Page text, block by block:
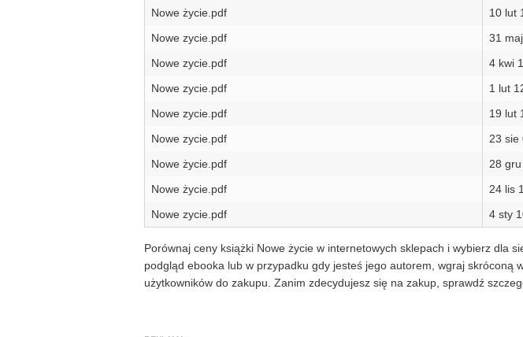
Nowe życie.pdf
10 lut
Nowe zycie.pdf
31
Nowe zycie.pdf
4 kwi
Nowe zycie.pdf
1 lut
Nowe zycie.pdf
19 lut
Nowe zycie.pdf
23 sie
Nowe życie.pdf
28
Nowe życie.pdf
24 lis
Nowe zycie.pdf
4 sty
Porównaj ceny książki Nowe życie w internetowych sklepach i wybierz dla
podgląd ebooka lub w przypadku gdy jesteś jego autorem, wgraj skróconą
użytkowników do zakupu. Zanim zdecydujesz się na zakup, sprawdź